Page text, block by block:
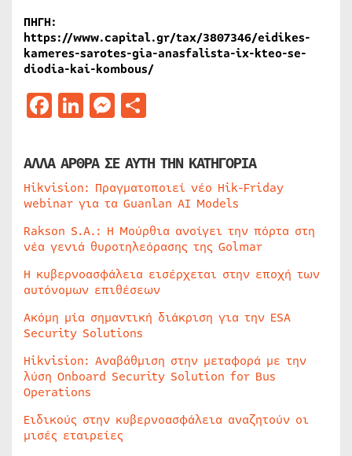
ΠΗΓΗ:
https://www.capital.gr/tax/3807346/eidikes-
kameres-sarotes-gia-anasfalista-ix-kteo-se-
diodia-kai-kombous/
Facebook
LinkedIn
Messenger
ΑΛΛΑ ΑΡΘΡΑ ΣΕ ΑΥΤΗ ΤΗΝ ΚΑΤΗΓΟΡΙΑ
Hikvision: Πραγματοποιεί νέο Hik-Friday
webinar για τα Guanlan AI Models
Rakson S.A.: Η Μούρθια ανοίγει την πόρτα στη
νέα γενιά θυροτηλεόρασης της Golmar
Η κυβερνοασφάλεια εισέρχεται στην εποχή των
αυτόνομων επιθέσεων
Ακόμη μία σημαντική διάκριση για την ESA
Security Solutions
Hikvision: Αναβάθμιση στην μεταφορά με την
λύση Onboard Security Solution for Bus
Operations
Ειδικούς στην κυβερνοασφάλεια αναζητούν οι
μισές εταιρείες